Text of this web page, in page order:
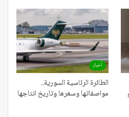
أخبار
الطائرة الرئاسية السورية..
مواصفاتها وسعرها وتاريخ انتاجها